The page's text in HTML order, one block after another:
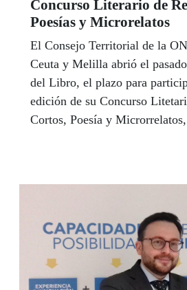
Concurso Literario de
Poesías y Microrelatos
El Consejo Territorial de la
Ceuta y Melilla abrió el
del Libro, el plazo para
edición de su Concurso
Cortos, Poesía y Microrrelatos,
y pretende ser una plataforma
mostrar y compartir las
imaginación y la originalidad